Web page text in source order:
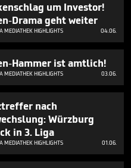
um Investor!
Drama geht weiter
MEDIATHEK HIGHLIGHTS 04.06.
Hammer ist amtlich!
MEDIATHEK HIGHLIGHTS 03.06.
nach
Würzburg
in 3. Liga
MEDIATHEK HIGHLIGHTS 01.06.